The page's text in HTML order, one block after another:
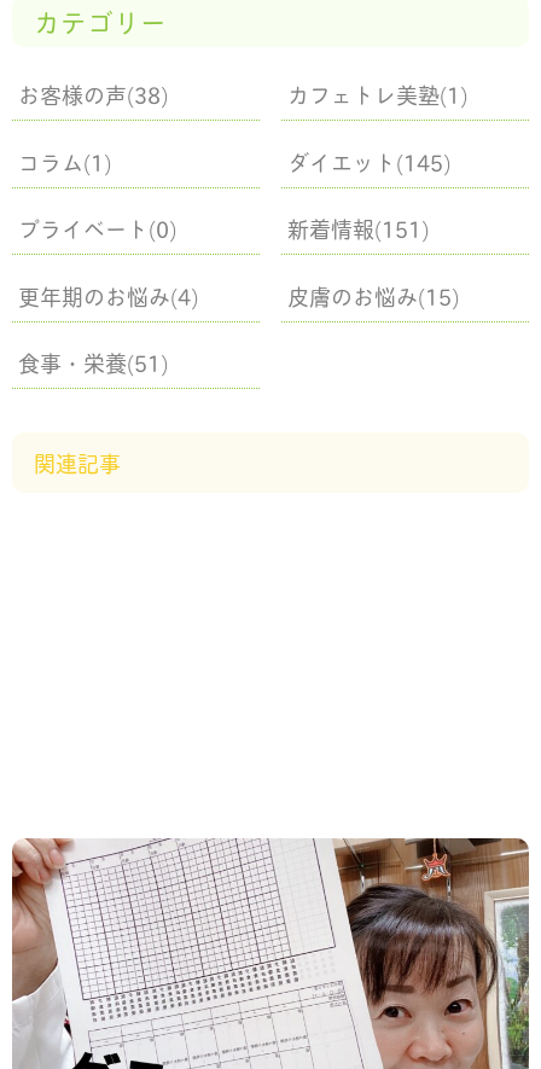
カテゴリー
お客様の声(38)
カフェトレ美塾(1)
コラム(1)
ダイエット(145)
プライベート(0)
新着情報(151)
更年期のお悩み(4)
皮膚のお悩み(15)
食事・栄養(51)
関連記事
2022.11.19/新着情報
痩せやすいポイントは！
体重グラフは 痩せやすいタイミングを 見つけるため
に付けるんです！ 重ね着の季節になりますね。 朝晩
と日中の気温差を調節するために 丁度いい...